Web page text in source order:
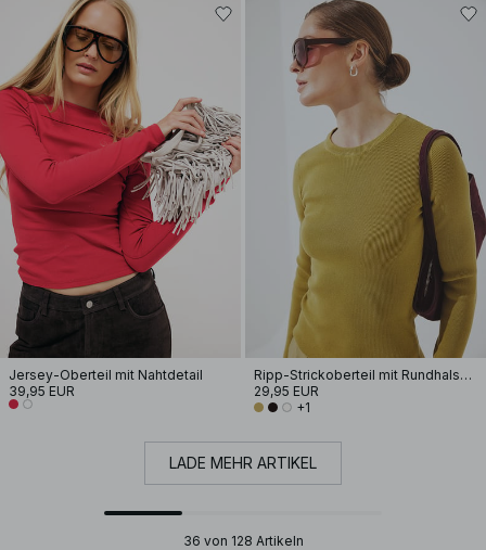
Jersey-Oberteil mit Nahtdetail
39,95 EUR
Ripp-Strickoberteil mit Rundhalsausschnitt
29,95 EUR
+1
LADE MEHR ARTIKEL
36 von 128 Artikeln